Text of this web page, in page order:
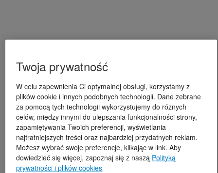
Twoja prywatność
W celu zapewnienia Ci optymalnej obsługi, korzystamy z
plików cookie i innych podobnych technologii. Dane zebrane
za pomocą tych technologii wykorzystujemy do różnych
celów, między innymi do ulepszania funkcjonalności strony,
zapamiętywania Twoich preferencji, wyświetlania
najtrafniejszych treści oraz najbardziej przydatnych reklam.
Możesz wybrać swoje preferencje, klikając w link. Aby
dowiedzieć się więcej, zapoznaj się z naszą Polityką
prywatności i plików cookies